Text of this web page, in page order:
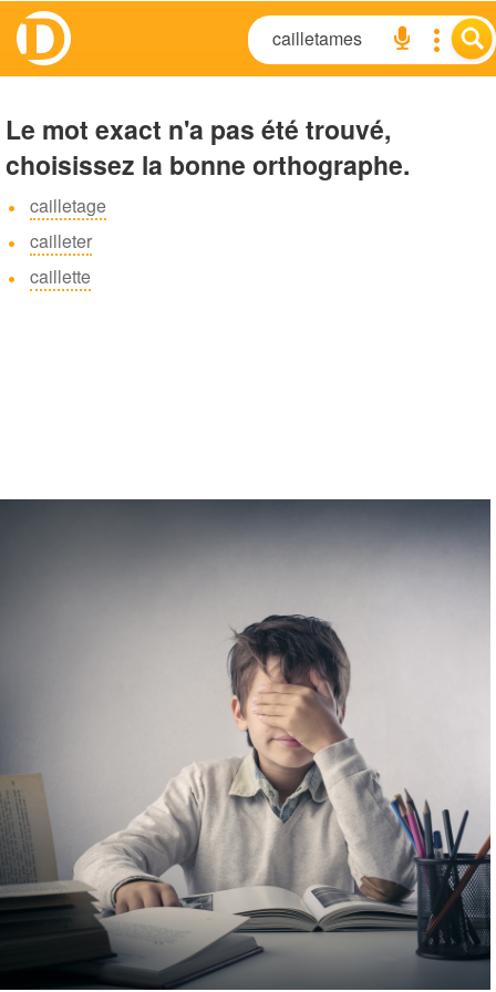
Le mot exact n'a pas été trouvé,
choisissez la bonne orthographe.
cailletage
cailleter
caillette